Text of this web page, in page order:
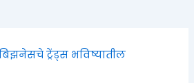
ट्रेंड्स भविष्यातील